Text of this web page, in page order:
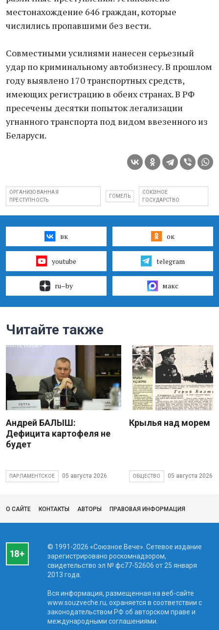
местонахождение 646 граждан, которые
числились пропавшими без вести.
Совместными усилиями нанесен серьезный
удар по криминальному автобизнесу. В прошлом
году выявлено 170 транспортных средств,
имеющих регистрацию в обеих странах. В РФ
пресечены десятки попыток легализации
угнанного транспорта под видом ввезенного из
Беларуси.
ОРГАНИЗОВАННАЯ
ПРЕСТУПНОСТЬ
ГОМЕЛЬ
СОЮЗНОЕ
ГОСУДАРСТВО
вк ок
youtube telegram
ru–by макс
Читайте также
Андрей БАЛЫШ:
Дефицита картофеля не
будет
ПАРЛАМЕНТСКОЕ 05 августа 2026
Крылья над морем
ОБЩЕСТВО 05 августа 2026
О САЙТЕ КОНТАКТЫ АВТОРЫ ПРАВОВАЯ ИНФОРМАЦИЯ
© 1991-2026 «Союзное Вече». Сетевое издание
зарегистрировано роскомнадзором,
свидетельство эл № фc77-52606 от 25 января
2013 года.
Вся информация, размещенная на веб-сайте
www.souzveche.ru, охраняется в соответствии с
законодательством РФ об авторском праве и
международными соглашениями.